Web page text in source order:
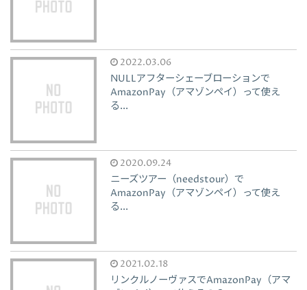
2022.03.06
NULLアフターシェーブローションで
AmazonPay（アマゾンペイ）って使え
る...
2020.09.24
ニーズツアー（needstour）で
AmazonPay（アマゾンペイ）って使え
る...
2021.02.18
リンクルノーヴァスでAmazonPay（アマ